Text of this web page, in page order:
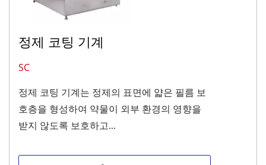
정제 코팅 기계
SC
정제 코팅 기계는 정제의 표면에 얇은 필름 보
호층을 형성하여 약물이 외부 환경의 영향을
받지 않도록 보호하고...